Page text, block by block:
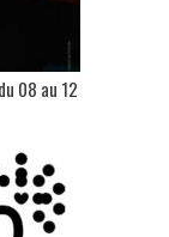
08 au 12